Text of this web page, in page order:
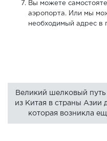
Вы можете
аэропорта. Или мы
необходимый адрес в
Великий шелковый путь
из Китая в страны Азии
которая возникла